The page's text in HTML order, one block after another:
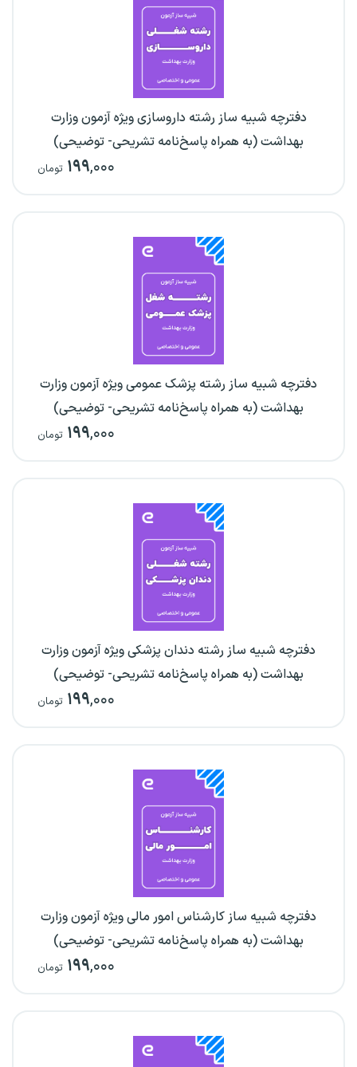
دفترچه شبیه ساز رشته داروسازی ویژه آزمون وزارت
بهداشت (به همراه پاسخ‌نامه تشریحی- توضیحی)
۱۹۹,۰۰۰ تومان
دفترچه شبیه ساز رشته پزشک عمومی ویژه آزمون وزارت
بهداشت (به همراه پاسخ‌نامه تشریحی- توضیحی)
۱۹۹,۰۰۰ تومان
دفترچه شبیه ساز رشته دندان پزشکی ویژه آزمون وزارت
بهداشت (به همراه پاسخ‌نامه تشریحی- توضیحی)
۱۹۹,۰۰۰ تومان
دفترچه شبیه ساز کارشناس امور مالی ویژه آزمون وزارت
بهداشت (به همراه پاسخ‌نامه تشریحی- توضیحی)
۱۹۹,۰۰۰ تومان